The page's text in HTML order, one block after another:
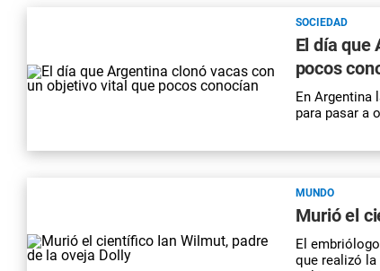
SOCIEDAD
El día que
pocos
En Argentina
para pasar a
MUNDO
Murió el
El
que realizó